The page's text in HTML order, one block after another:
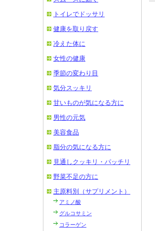
トイレでドッサリ
健康を取り戻す
冷えた体に
女性の健康
季節の変わり目
気分スッキリ
甘いものが気になる方に
男性の元気
美容食品
脂分の気になる方に
見通しクッキリ・パッチリ
野菜不足の方に
主原料別（サプリメント）
アミノ酸
グルコサミン
コラーゲン